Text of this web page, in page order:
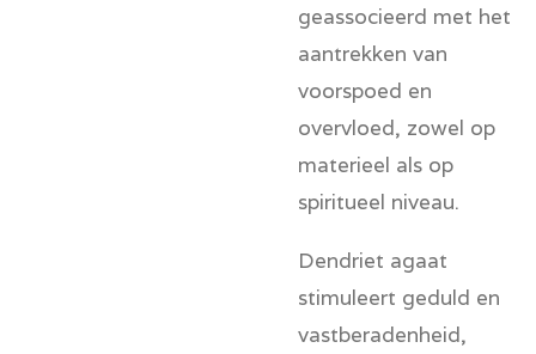
geassocieerd met het
aantrekken van
voorspoed en
overvloed, zowel op
materieel als op
spiritueel niveau.
Dendriet agaat
stimuleert geduld en
vastberadenheid,